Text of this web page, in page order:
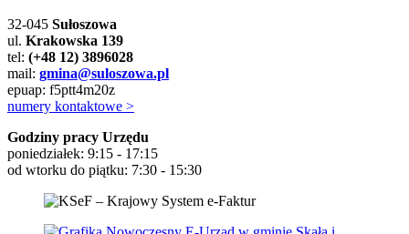
32-045 Sułoszowa
ul. Krakowska 139
tel: (+48 12) 3896028
mail: gmina@suloszowa.pl
epuap: f5ptt4m20z
numery kontaktowe >
Godziny pracy Urzędu
poniedziałek: 9:15 - 17:15
od wtorku do piątku: 7:30 - 15:30